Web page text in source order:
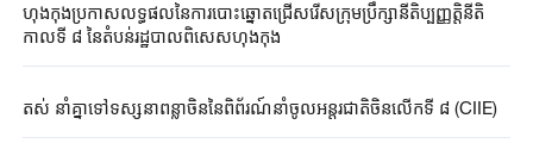
ហុងកុងប្រកាសលទ្ធផលនៃការបោះឆ្នោតជ្រើសរើសក្រុមប្រឹក្សានីតិប្បញ្ញត្តិនីតិ
កាលទី ៨ នៃតំបន់រដ្ឋបាលពិសេសហុងកុង
តស់ នាំគ្នា​ទៅ​ទស្សនា​ពន្លា​ចិន​នៃ​ពិព័រណ៍នាំចូលអន្តរជាតិចិនលើកទី ៨ (CIIE)